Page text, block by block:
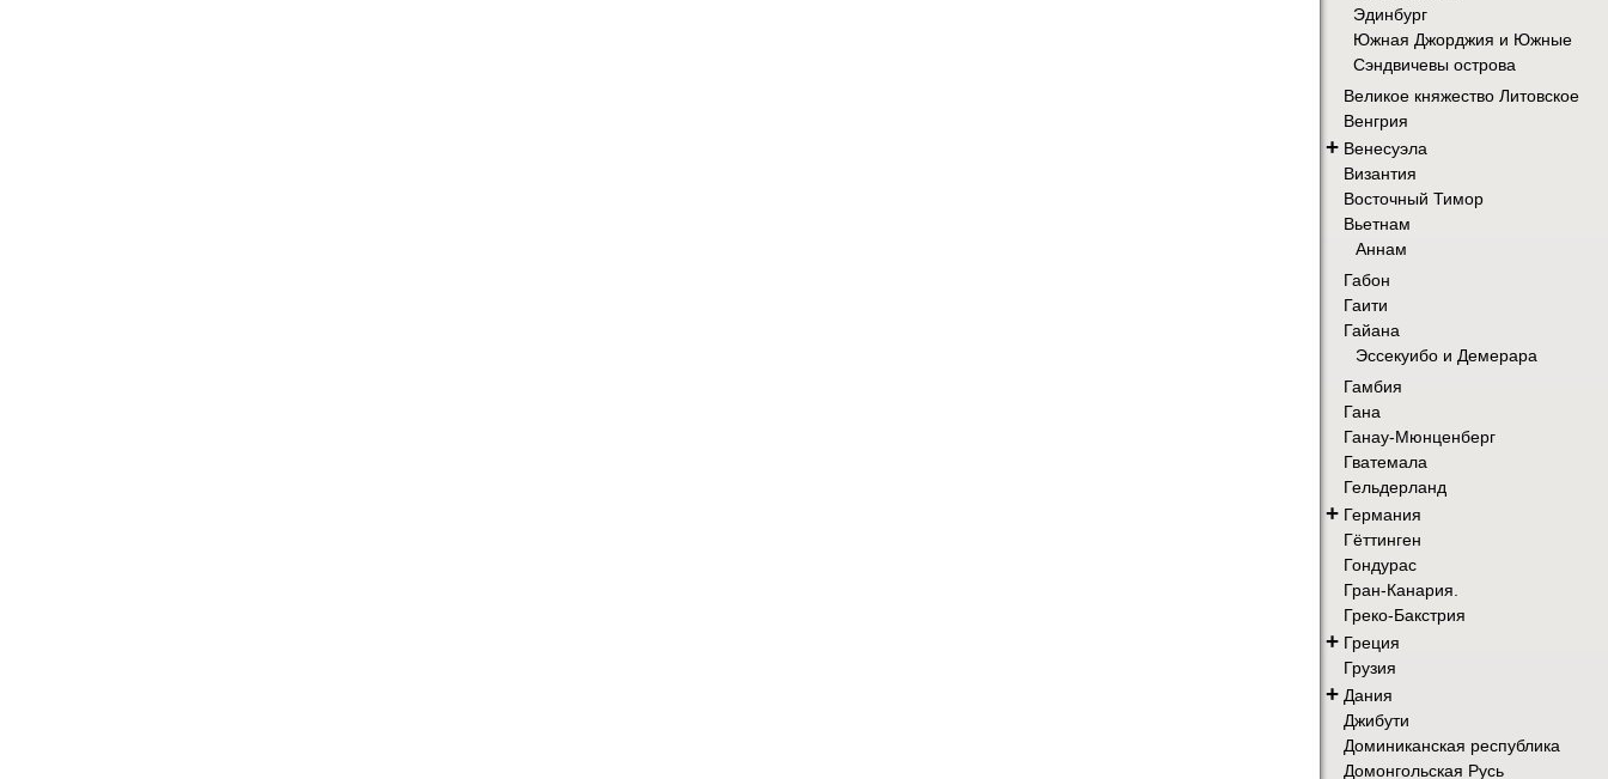
Эдинбург
Южная Джорджия и Южные
Сэндвичевы острова
Великое княжество Литовское
Венгрия
+ Венесуэла
Византия
Восточный Тимор
Вьетнам
Аннам
Габон
Гаити
Гайана
Эссекуибо и Демерара
Гамбия
Гана
Ганау-Мюнценберг
Гватемала
Гельдерланд
+ Германия
Гёттинген
Гондурас
Гран-Канария.
Греко-Бакстрия
+ Греция
Грузия
+ Дания
Джибути
Доминиканская республика
Домонгольская Русь